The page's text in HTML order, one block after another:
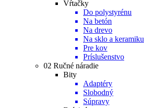
Vŕtačky
Do polystyrénu
Na betón
Na drevo
Na sklo a keramiku
Pre kov
Príslušenstvo
02 Ručné náradie
Bity
Adaptéry
Slobodný
Súpravy